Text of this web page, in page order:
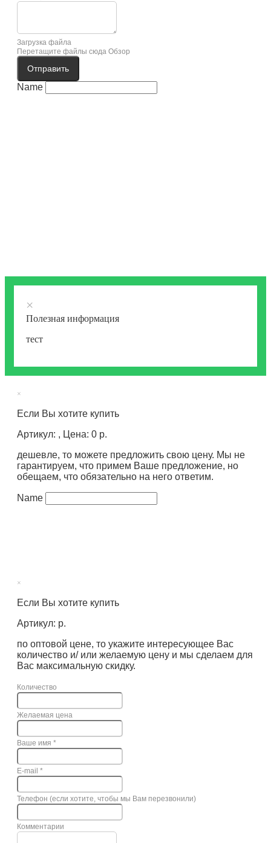
Загрузка файла
Перетащите файлы сюда Обзор
Отправить
Name
×
Полезная информация
тест
×
Если Вы хотите купить
Артикул: , Цена: 0 р.
дешевле, то можете предложить свою цену. Мы не
гарантируем, что примем Ваше предложение, но
обещаем, что обязательно на него ответим.
Name
×
Если Вы хотите купить
Артикул: р.
по оптовой цене, то укажите интересующее Вас
количество и/ или желаемую цену и мы сделаем для
Вас максимальную скидку.
Количество
Желаемая цена
Ваше имя *
E-mail *
Телефон (если хотите, чтобы мы Вам перезвонили)
Комментарии